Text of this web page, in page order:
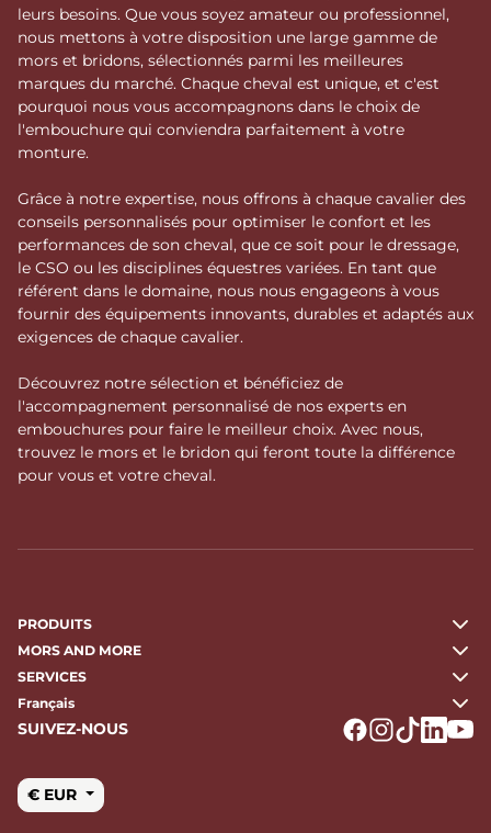
leurs besoins. Que vous soyez amateur ou professionnel,
nous mettons à votre disposition une large gamme de
mors et bridons, sélectionnés parmi les meilleures
marques du marché. Chaque cheval est unique, et c'est
pourquoi nous vous accompagnons dans le choix de
l'embouchure qui conviendra parfaitement à votre
monture.
Grâce à notre expertise, nous offrons à chaque cavalier des
conseils personnalisés pour optimiser le confort et les
performances de son cheval, que ce soit pour le dressage,
le CSO ou les disciplines équestres variées. En tant que
référent dans le domaine, nous nous engageons à vous
fournir des équipements innovants, durables et adaptés aux
exigences de chaque cavalier.
Découvrez notre sélection et bénéficiez de
l'accompagnement personnalisé de nos experts en
embouchures pour faire le meilleur choix. Avec nous,
trouvez le mors et le bridon qui feront toute la différence
pour vous et votre cheval.
PRODUITS
MORS AND MORE
SERVICES
Français
SUIVEZ-NOUS
€ EUR